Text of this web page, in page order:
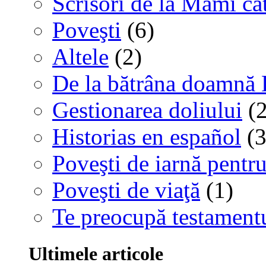
Poveşti (6)
Altele (2)
De la bătrâna
Gestionarea doliului
Historias en español
Poveşti de iarnă
Poveşti de viaţă (1)
Te preocupă
Ultimele articole